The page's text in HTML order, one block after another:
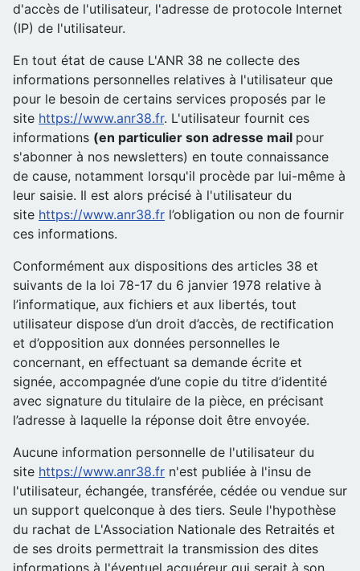
d'accès de l'utilisateur, l'adresse de protocole Internet
(IP) de l'utilisateur.
En tout état de cause L'ANR 38 ne collecte des
informations personnelles relatives à l'utilisateur que
pour le besoin de certains services proposés par le
site https://www.anr38.fr. L'utilisateur fournit ces
informations (en particulier son adresse mail pour
s'abonner à nos newsletters) en toute connaissance
de cause, notamment lorsqu'il procède par lui-même à
leur saisie. Il est alors précisé à l'utilisateur du
site https://www.anr38.fr l’obligation ou non de fournir
ces informations.
Conformément aux dispositions des articles 38 et
suivants de la loi 78-17 du 6 janvier 1978 relative à
l’informatique, aux fichiers et aux libertés, tout
utilisateur dispose d’un droit d’accès, de rectification
et d’opposition aux données personnelles le
concernant, en effectuant sa demande écrite et
signée, accompagnée d’une copie du titre d’identité
avec signature du titulaire de la pièce, en précisant
l’adresse à laquelle la réponse doit être envoyée.
Aucune information personnelle de l'utilisateur du
site https://www.anr38.fr n'est publiée à l'insu de
l'utilisateur, échangée, transférée, cédée ou vendue sur
un support quelconque à des tiers. Seule l'hypothèse
du rachat de L'Association Nationale des Retraités et
de ses droits permettrait la transmission des dites